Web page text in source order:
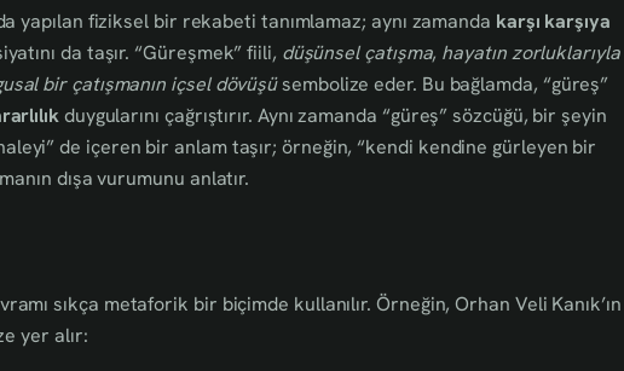
yapılan fiziksel bir rekabeti tanımlamaz; aynı zamanda karşı karşıya
da taşır. “Güreşmek” fiili, düşünsel çatışma, hayatın zorluklarıyla
bir çatışmanın içsel dövüşüsembolize eder. Bu bağlamda, “güreş”
duygularını çağrıştırır. Aynı zamanda “güreş” sözcüğü, bir şeyin
de içeren bir anlam taşır; örneğin, “kendi kendine gürleyen bir
dışa vurumunu anlatır.
sıkça metaforik bir biçimde kullanılır. Örneğin, Orhan Veli Kanık’ın
yer alır: